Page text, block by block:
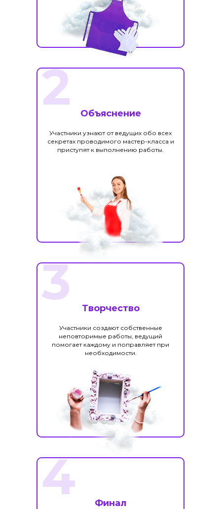
Объяснение
Творчество
Участники узнают от ведущих обо всех
секретах проводимого мастер-класса и
приступят к выполнению работы.
Участники создают собственные
неповторимые работы, ведущий
помогает каждому и поправляет при
необходимости.
2
3
Финал
4